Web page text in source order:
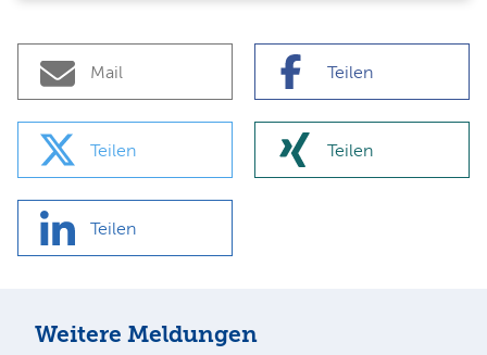
Mail Teilen
Teilen Teilen
Teilen
Weitere Meldungen